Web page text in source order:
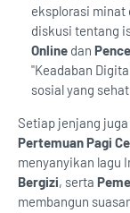
eksplorasi minat
diskusi tentang
Online dan
"Keadaban
sosial yang
Setiap jenjang
Pertemuan Pagi
menyanyikan lagu
Bergizi, serta
membangun